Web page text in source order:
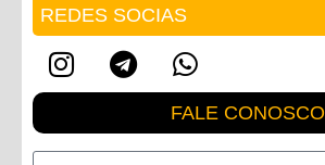
REDES SOCIAS
FALE CONOSCO